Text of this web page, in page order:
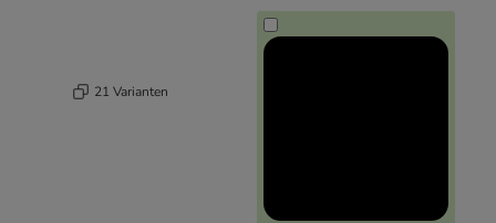
21 Varianten